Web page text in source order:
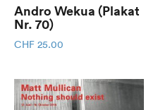
Andro Wekua (Plakat
Nr. 70)
CHF 25.00